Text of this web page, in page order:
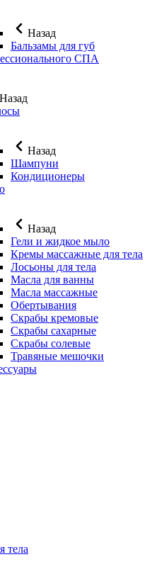
Назад
Бальзамы для губ
СПА
Назад
Назад
Шампуни
Кондиционеры
Назад
Гели и жидкое мыло
Кремы массажные для тела
Лосьоны для тела
Масла для ванны
Масла массажные
Обертывания
Скрабы кремовые
Скрабы сахарные
Скрабы солевые
Травяные мешочки
тела